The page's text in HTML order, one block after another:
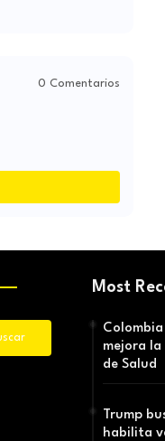
0 Comentarios
Most
mejora
de Salud
Trump
habilita